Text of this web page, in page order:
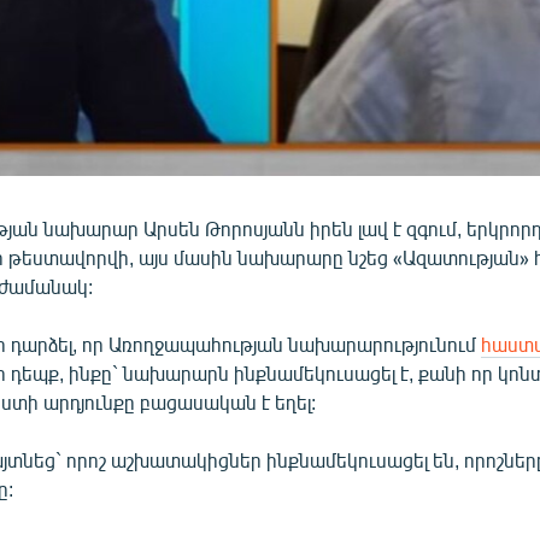
նախարար Արսեն Թորոսյանն իրեն լավ է զգում,
այս մասին նախարարը նշեց «Ազատության»
ժամանակ:
դարձել, որ Առողջապահության նախարարությունում
դեպք, ինքը` նախարարն ինքնամեկուսացել է, քանի որ
արդյունքը բացասական է եղել:
որոշ աշխատակիցներ ինքնամեկուսացել են,